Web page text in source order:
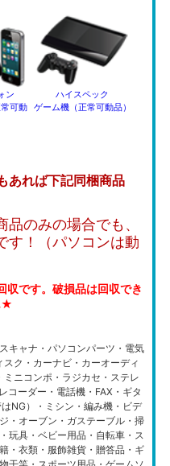
ン
可動
ハイスペック
ゲーム機（正常可動品）
あれば下記同梱商品
のみの場合でも、
す！（パソコンは動
です。破損品は回収でき
★
キャナ・パソコンパーツ・電気
ク・カーナビ・カーオーディ
ニコンポ・ラジカセ・ステレ
コーダー・電話機・FAX・ギタ
NG）・ミシン・編み機・ビデ
・オーブン・ガステーブル・掃
玩具・ベビー用品・自転車・ス
・衣類・服飾雑貨・贈答品・ギ